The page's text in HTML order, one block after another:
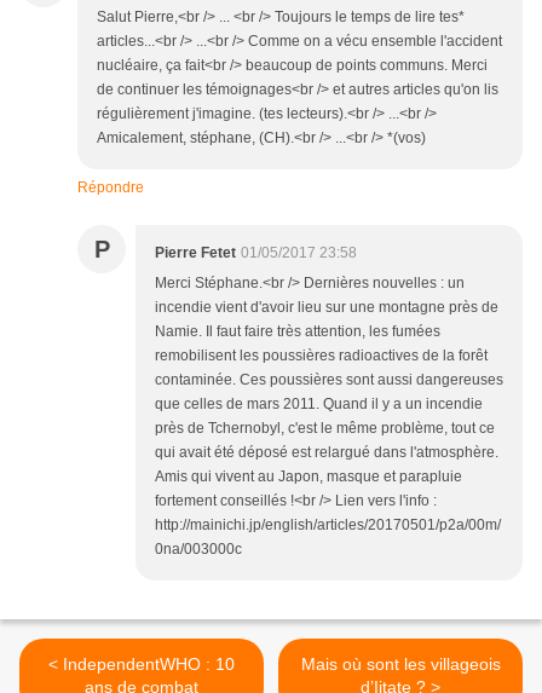
Salut Pierre,<br /> ... <br /> Toujours le temps de lire tes*
articles...<br /> ...<br /> Comme on a vécu ensemble l'accident
nucléaire, ça fait<br /> beaucoup de points communs. Merci
de continuer les témoignages<br /> et autres articles qu'on lis
régulièrement j'imagine. (tes lecteurs).<br /> ...<br />
Amicalement, stéphane, (CH).<br /> ...<br /> *(vos)
Répondre
P Pierre Fetet 01/05/2017 23:58
Merci Stéphane.<br /> Dernières nouvelles : un
incendie vient d'avoir lieu sur une montagne près de
Namie. Il faut faire très attention, les fumées
remobilisent les poussières radioactives de la forêt
contaminée. Ces poussières sont aussi dangereuses
que celles de mars 2011. Quand il y a un incendie
près de Tchernobyl, c'est le même problème, tout ce
qui avait été déposé est relargué dans l'atmosphère.
Amis qui vivent au Japon, masque et parapluie
fortement conseillés !<br /> Lien vers l'info :
http://mainichi.jp/english/articles/20170501/p2a/00m/
0na/003000c
< IndependentWHO : 10
ans de combat
Mais où sont les villageois
d’Iitate ? >